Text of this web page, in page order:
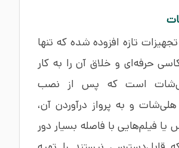
تازه افزوده شده که تنها
حرفه‌ای و خلاق آن را به کار
است که پس از نصب
و به پرواز درآوردن آن،
فیلم‌هایی با فاصله بسیار دور